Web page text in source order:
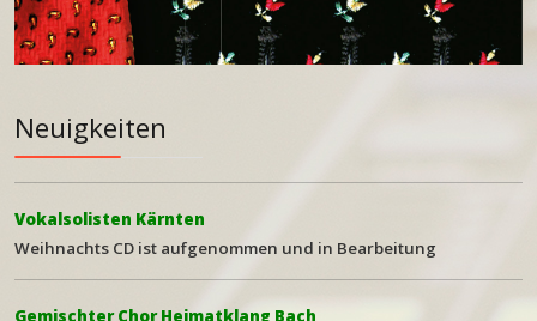
Neuigkeiten
Vokalsolisten Kärnten
Weihnachts CD ist aufgenommen und in Bearbeitung
Gemischter Chor Heimatklang Bach